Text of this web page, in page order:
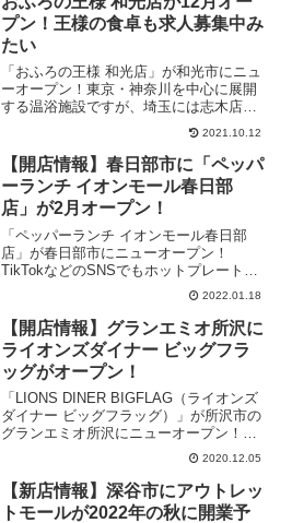
プン！王様の食卓も求人募集中み
たい
「おふろの王様 和光店」が和光市にニュ
ーオープン！東京・神奈川を中心に展開
する温浴施設ですが、埼玉には志木店が
あります。お風呂好きにとって期待のス
ポットになると思うので、楽しみですね
♪ 記事内のオープン予定日などは、あく
まで目安です。実際と...
2021.10.12
【開店情報】春日部市に「ペッパ
ーランチ イオンモール春日部
店」が2月オープン！
「ペッパーランチ イオンモール春日部
店」が春日部市にニューオープン！
TikTokなどのSNSでもホットプレートを
使って作る動画が流行ったので、気にな
っていた人も多いのではないでしょう
か？目の前で焼き上げるステーキが魅力
の人気店がショッピング...
2022.01.18
【開店情報】グランエミオ所沢に
ライオンズダイナー ビッグフラ
ッグがオープン！
「LIONS DINER BIGFLAG（ライオンズ
ダイナー ビッグフラッグ）」が所沢市の
グランエミオ所沢にニューオープン！自
分だけのオリジナルハンバーガーも楽し
めるビュッフェレストランとのことで楽
しみですね♪記事内のメニューや料金は当
時の...
2020.12.05
【新店情報】深谷市にアウトレッ
トモールが2022年の秋に開業予